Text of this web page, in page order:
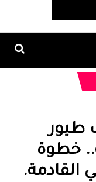
طيور
خطوة
القادمة.